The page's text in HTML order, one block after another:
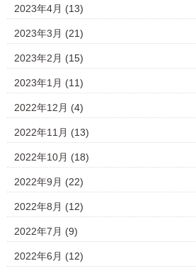
2023年4月 (13)
2023年3月 (21)
2023年2月 (15)
2023年1月 (11)
2022年12月 (4)
2022年11月 (13)
2022年10月 (18)
2022年9月 (22)
2022年8月 (12)
2022年7月 (9)
2022年6月 (12)